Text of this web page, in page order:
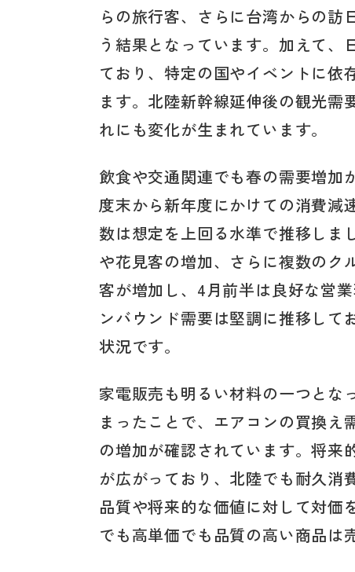
らの旅行客、さらに台湾からの訪
う結果となっています。加えて、
ており、特定の国やイベントに依
ます。北陸新幹線延伸後の観光
れにも変化が生まれています。
飲食や交通関連でも春の需要増加
度末から新年度にかけての消費減
数は想定を上回る水準で推移しま
や花見客の増加、さらに複数のク
客が増加し、4月前半は良好な営
ンバウンド需要は堅調に推移して
状況です。
家電販売も明るい材料の一つとな
まったことで、エアコンの買換え
の増加が確認されています。将来
が広がっており、北陸でも耐久消
品質や将来的な価値に対して対価
でも高単価でも品質の高い商品は